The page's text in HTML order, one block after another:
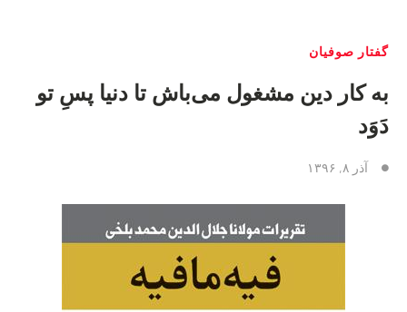
گفتار صوفیان
به کار دین مشغول می‌باش تا دنیا پسِ تو
دَوَد
آذر ۸, ۱۳۹۶